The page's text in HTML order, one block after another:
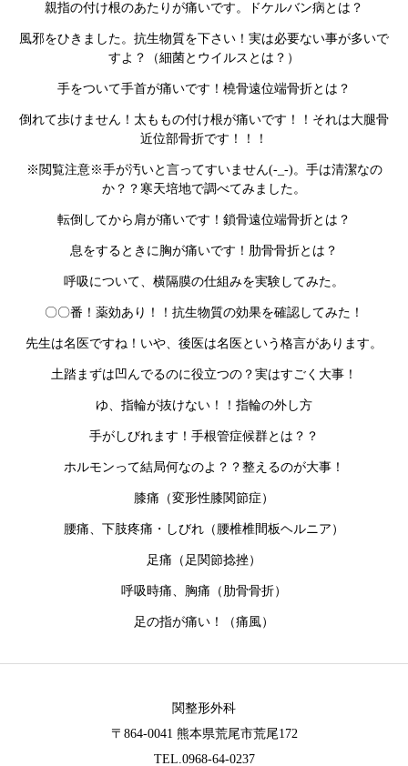
親指の付け根のあたりが痛いです。ドケルバン病とは？
風邪をひきました。抗生物質を下さい！実は必要ない事が多いで
すよ？（細菌とウイルスとは？）
手をついて手首が痛いです！橈骨遠位端骨折とは？
倒れて歩けません！太ももの付け根が痛いです！！それは大腿骨
近位部骨折です！！！
※閲覧注意※手が汚いと言ってすいません(-_-)。手は清潔なの
か？？寒天培地で調べてみました。
転倒してから肩が痛いです！鎖骨遠位端骨折とは？
息をするときに胸が痛いです！肋骨骨折とは？
呼吸について、横隔膜の仕組みを実験してみた。
〇〇番！薬効あり！！抗生物質の効果を確認してみた！
先生は名医ですね！いや、後医は名医という格言があります。
土踏まずは凹んでるのに役立つの？実はすごく大事！
ゆ、指輪が抜けない！！指輪の外し方
手がしびれます！手根管症候群とは？？
ホルモンって結局何なのよ？？整えるのが大事！
膝痛（変形性膝関節症）
腰痛、下肢疼痛・しびれ（腰椎椎間板ヘルニア）
足痛（足関節捻挫）
呼吸時痛、胸痛（肋骨骨折）
足の指が痛い！（痛風）
関整形外科
〒864-0041 熊本県荒尾市荒尾172
TEL.0968-64-0237